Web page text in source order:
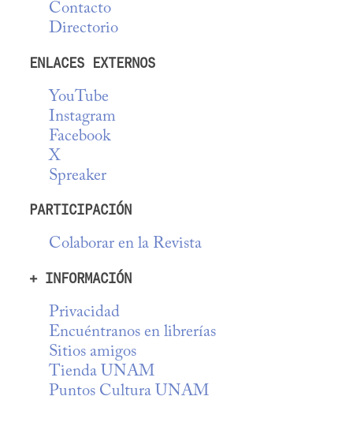
Contacto
Directorio
ENLACES EXTERNOS
YouTube
Instagram
Facebook
X
Spreaker
PARTICIPACIÓN
Colaborar en la Revista
+ INFORMACIÓN
Privacidad
Encuéntranos en librerías
Sitios amigos
Tienda UNAM
Puntos Cultura UNAM